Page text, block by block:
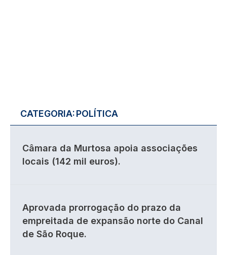
CATEGORIA:POLÍTICA
Câmara da Murtosa apoia associações
locais (142 mil euros).
Aprovada prorrogação do prazo da
empreitada de expansão norte do Canal
de São Roque.